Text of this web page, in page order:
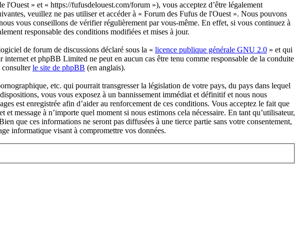
» et « https://fufusdelouest.com/forum »), vous acceptez d’être légalement
veuillez ne pas utiliser et accéder à « Forum des Fufus de l'Ouest ». Nous pouvons
vous conseillons de vérifier régulièrement par vous-même. En effet, si vous continuez à
responsable des conditions modifiées et mises à jour.
de forum de discussions déclaré sous la « licence publique générale GNU 2.0 » et qui
et phpBB Limited ne peut en aucun cas être tenu comme responsable de la conduite
consulterle site de phpBB (en anglais).
etc. qui pourrait transgresser la législation de votre pays, du pays dans lequel
vous vous exposez à un bannissement immédiat et définitif et nous nous
est enregistrée afin d’aider au renforcement de ces conditions. Vous acceptez le fait que
message à n’importe quel moment si nous estimons cela nécessaire. En tant qu’utilisateur,
que ces informations ne seront pas diffusées à une tierce partie sans votre consentement,
informatique visant à compromettre vos données.